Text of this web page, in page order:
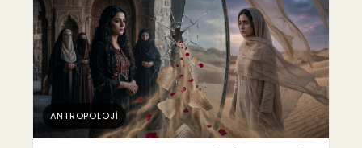
ANTROPOLOJİ